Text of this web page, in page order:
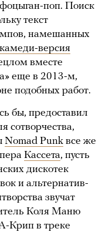
поп. Поиск
текст
намешанных
камеди-версия
вместе
еще в 2013-м,
подобных работ.
бы, предоставил
сотворчества,
Nomad Punk все же
Кассета, пусть
дискотек
и альтернатив-
звучат
Коля Маню
Крип в треке